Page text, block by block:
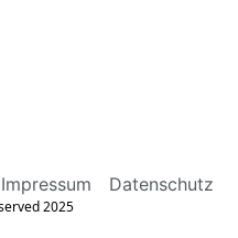
Impressum Datenschutz
2025